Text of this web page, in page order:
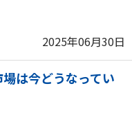
2025年06月30日
場は今どうなってい